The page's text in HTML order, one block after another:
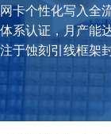
网卡个性化写入全
体系认证，月产能
注于蚀刻引线框架